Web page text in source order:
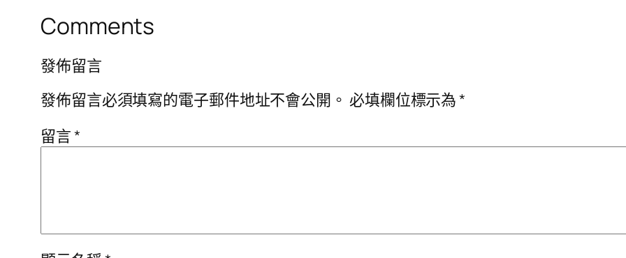
Comments
發佈留言
發佈留言必須填寫的電子郵件地址不會公開。 必填欄位標示為*
留言*